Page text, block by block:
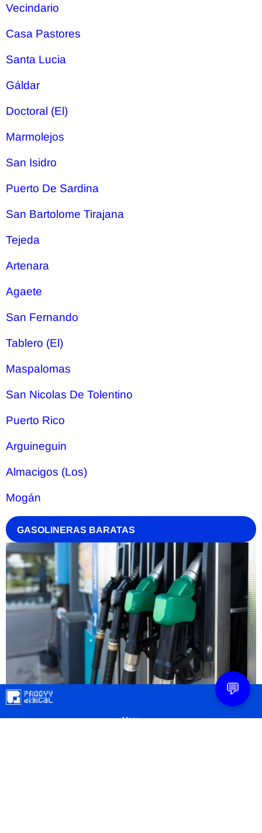
Vecindario
Casa Pastores
Santa Lucia
Gáldar
Doctoral (El)
Marmolejos
San Isidro
Puerto De Sardina
San Bartolome Tirajana
Tejeda
Artenara
Agaete
San Fernando
Tablero (El)
Maspalomas
San Nicolas De Tolentino
Puerto Rico
Arguineguin
Almacigos (Los)
Mogán
GASOLINERAS BARATAS
Mapa
💬